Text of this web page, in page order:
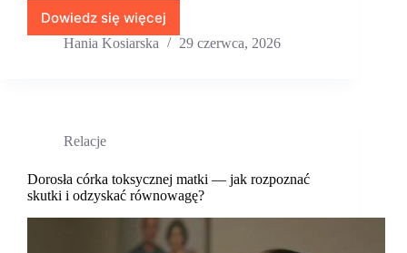
Dowiedz się więcej
Parentyfikacja
w
relacje,
i
poczucie
winy
Hania Kosiarska 29 czerwca, 2026
Relacje
Dorosła córka toksycznej matki — jak rozpoznać
skutki i odzyskać równowagę?